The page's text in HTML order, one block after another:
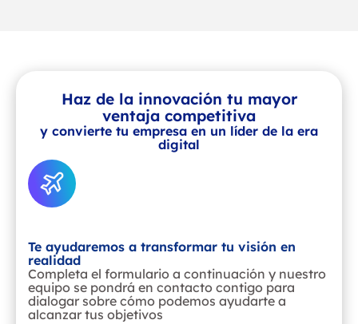
Haz de la innovación tu mayor
ventaja competitiva
y convierte tu empresa en un líder de la era
digital
Te ayudaremos a transformar tu visión en
realidad
Completa el formulario a continuación y nuestro
equipo se pondrá en contacto contigo para
dialogar sobre cómo podemos ayudarte a
alcanzar tus objetivos